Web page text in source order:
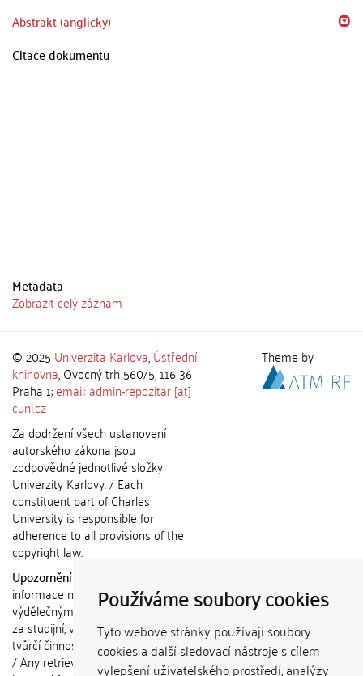
Používáme soubory cookies
Tyto webové stránky používají soubory
cookies a další sledovací nástroje s cílem
vylepšení uživatelského prostředí, analýzy
Abstrakt (anglicky)
Citace dokumentu
Metadata
Zobrazit celý záznam
© 2025 Univerzita Karlova,Ústřední
knihovna, Ovocný trh 560/5, 116 36
Praha 1;email: admin-repozitar [at]
cuni.cz
Za dodržení všech ustanovení
autorského zákona jsou
zodpovědné jednotlivé složky
Univerzity Karlovy. / Each
constituent part of Charles
University is responsible for
adherence to all provisions of the
copyright law.
Upozornění / Notice:
informace nemohou být použity k
výdělečným účelům nebo vydávány
za studijní, vědeckou nebo jinou
tvůrčí činnost jiné osoby než autora.
/ Any retrieved information shall not
Theme by